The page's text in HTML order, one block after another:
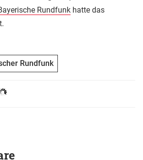
Rundfunk hatte das
Rundfunk